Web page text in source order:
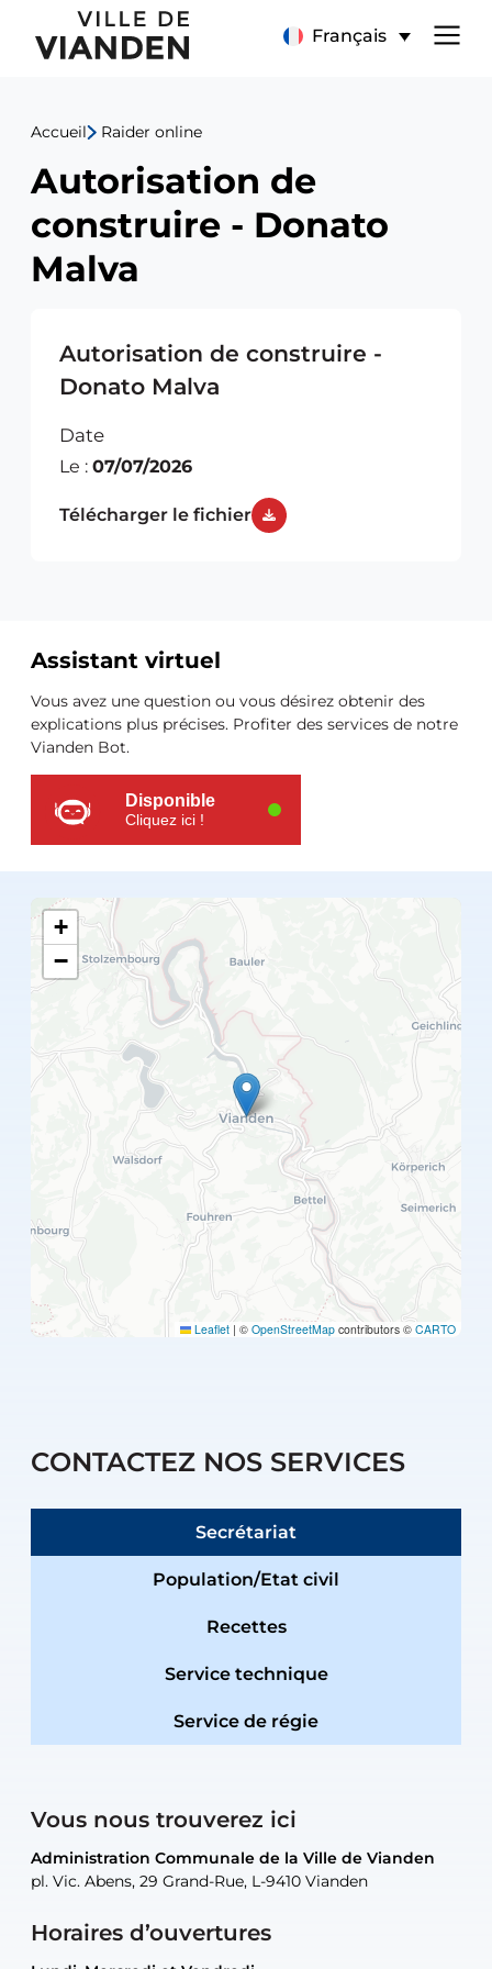
Autorisation
de
construire
Donato
Malva
Français
Menu
navigation
principal
Accueil Raider online
Autorisation de
construire - Donato
Malva
Autorisation de construire -
Donato Malva
Date
Le : 07/07/2026
Télécharger le fichier
Ressources
supplémentaires
Assistant virtuel
Vous avez une question ou vous désirez obtenir des
explications plus précises. Profiter des services de notre
Vianden Bot.
Disponible
Cliquez ici !
+
−
Leaflet | © OpenStreetMap contributors © CARTO
CONTACTEZ NOS SERVICES
Secrétariat
Population/Etat civil
Recettes
Service technique
Service de régie
Vous nous trouverez ici
Administration Communale de la Ville de Vianden
pl. Vic. Abens, 29 Grand-Rue, L-9410 Vianden
Horaires d’ouvertures
Administration Communale de la Ville de Vianden
pl. Vic. Abens, 29 Grand-Rue, L-9410 Vianden
Administration Communale de la Ville de Vianden
pl. Vic. Abens, 29 Grand-Rue, L-9410 Vianden
Administration Communale de la Ville de Vianden
pl. Vic. Abens, 29 Grand-Rue, L-9410 Vianden
Atelier Communal de la Ville de Vianden
30, rue Neugarten, L-9422 Vianden